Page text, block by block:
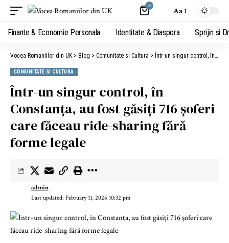
0 Aa
Finante & Economie Personala Identitate & Diaspora Sprijin si
Vocea Romaniilor din UK> Blog > Comunitate si Cultura > Într-un singur control, în Constanța, au fost găsiți 716 șoferi care făceau ride-sharing fără forme legale
COMUNITATE SI CULTURA
Într-un singur control, în
Constanța, au fost găsiți 716 șoferi
care făceau ride-sharing fără
forme legale
Last updated: February 11, 2026 10:32 pm
admin